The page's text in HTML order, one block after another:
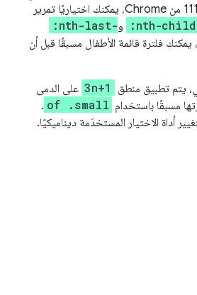
الاعتبار. اعتبارًا من الإصدار 111 من Chrome، يمكنك اختياريًا تمرير
:nth- و:nth-last-
يمكنك فلترة قائمة الأطفال مسبقًا قبل أن
يتم تطبيق منطق
3n+1 على الدمى
مسبقًا باستخدام of .small
.
أداة الاختيار المستخدَمة ديناميكيًا.